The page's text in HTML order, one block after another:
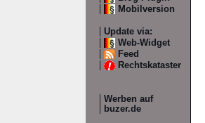
Mobilversion
Update via:
Web-Widget
Feed
Rechtskataster
Werben auf
buzer.de